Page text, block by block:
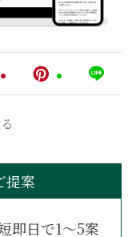
提案
即日で1〜5案